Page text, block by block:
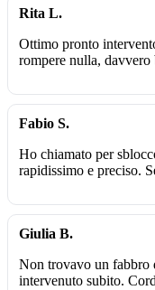
Rita L.
Ottimo pronto
rompere nulla, davvero
Fabio S.
Ho chiamato per
rapidissimo e preciso.
Giulia B.
Non trovavo un fabbro
intervenuto subito.